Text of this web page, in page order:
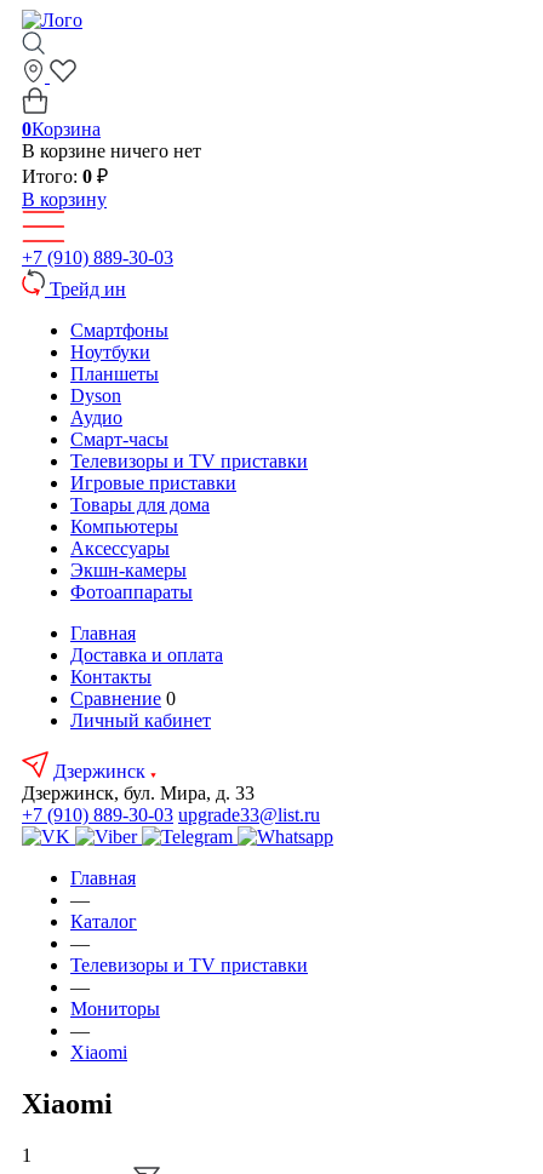
0Корзина
В корзине ничего нет
Итого: 0 ₽
В корзину
+7 (910) 889-30-03
Трейд ин
Смартфоны
Ноутбуки
Планшеты
Dyson
Аудио
Смарт-часы
Телевизоры и TV приставки
Игровые приставки
Товары для дома
Компьютеры
Аксесcуары
Экшн-камеры
Фотоаппараты
Главная
Доставка и оплата
Контакты
Сравнение 0
Личный кабинет
Дзержинск
Дзержинск, бул. Мира, д. 33
+7 (910) 889-30-03 upgrade33@list.ru
Главная
—
Каталог
—
Телевизоры и TV приставки
—
Мониторы
—
Xiaomi
Xiaomi
1